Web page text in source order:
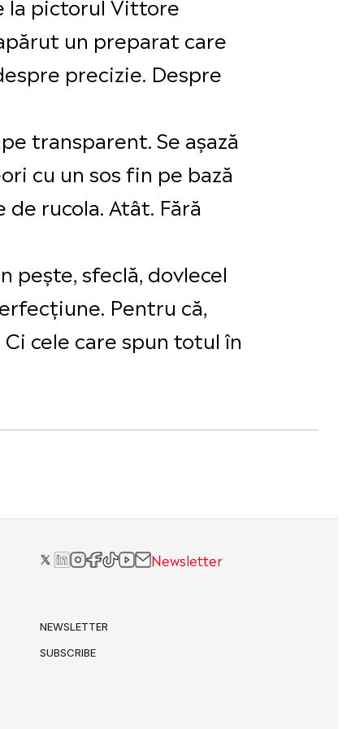
un preparat care
precizie. Despre
transparent. Se așază
cu un sos fin pe bază
rucola. Atât. Fără
pește, sfeclă, dovlecel
Pentru că,
cele care spun totul în
Newsletter
NEWSLETTER
SUBSCRIBE